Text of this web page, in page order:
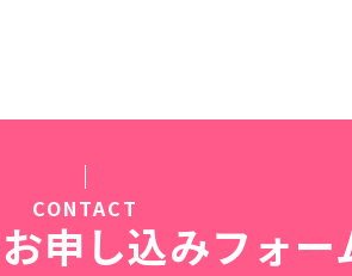
CONTACT
お申し込みフォー